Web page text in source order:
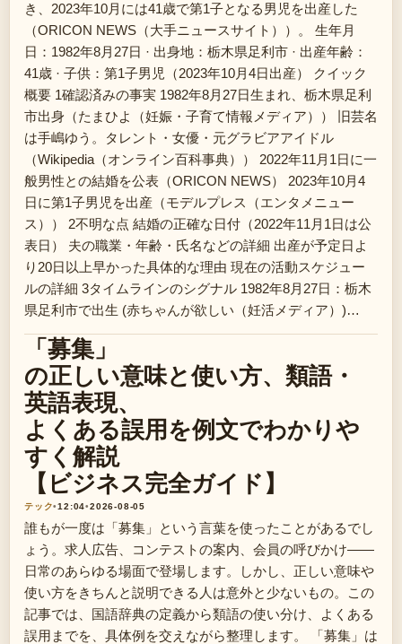
き、2023年10月には41歳で第1子となる男児を出産した
（ORICON NEWS（大手ニュースサイト））。 生年月
日：1982年8月27日 · 出身地：栃木県足利市 · 出産年齢：
41歳 · 子供：第1子男児（2023年10月4日出産） クイック
概要 1確認済みの事実 1982年8月27日生まれ、栃木県足利
市出身（たまひよ（妊娠・子育て情報メディア）） 旧芸名
は手嶋ゆう。タレント・女優・元グラビアアイドル
（Wikipedia（オンライン百科事典）） 2022年11月1日に一
般男性との結婚を公表（ORICON NEWS） 2023年10月4
日に第1子男児を出産（モデルプレス（エンタメニュー
ス）） 2不明な点 結婚の正確な日付（2022年11月1日は公
表日） 夫の職業・年齢・氏名などの詳細 出産が予定日よ
り20日以上早かった具体的な理由 現在の活動スケジュー
ルの詳細 3タイムラインのシグナル 1982年8月27日：栃木
県足利市で出生 (赤ちゃんが欲しい（妊活メディア）)…
「募集」
の正しい意味と使い方、類語・
英語表現、
よくある誤用を例文でわかりや
すく解説
【ビジネス完全ガイド】
テック•12:04•2026-08-05
誰もが一度は「募集」という言葉を使ったことがあるでし
ょう。求人広告、コンテストの案内、会員の呼びかけ——
日常のあらゆる場面で登場します。しかし、正しい意味や
使い方をきちんと説明できる人は意外と少ないもの。この
記事では、国語辞典の定義から類語の使い分け、よくある
誤用までを、具体例を交えながら整理します。 「募集」は